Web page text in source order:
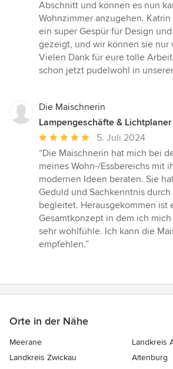
Abschnitt und können es nun
Wohnzimmer anzugehen.
ein super Gespür für Design
gezeigt, und wir können sie nur
Vielen Dank für eure tolle
schon jetzt pudelwohl in
Die Maischnerin
Lampengeschäfte &
Durchschnittliche
Bewertung:
5
von
5
Sternen
5. Juli 2024
“Die Maischnerin hat mich bei
meines Wohn-/Essbereichs mit
modernen Ideen beraten. Sie
Geduld und Sachkenntnis
begleitet. Herausgekommen ist
Gesamtkonzept in dem ich
sehr wohlfühle. Ich kann die
empfehlen.”
Orte in der Nähe
Meerane
Landkreis
Landkreis Zwickau
Altenburg